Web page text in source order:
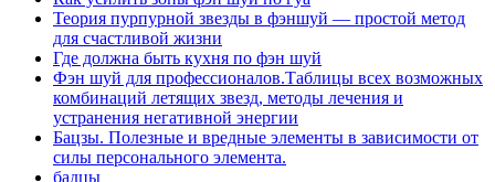
Теория пурпурной звезды в фэншуй — простой метод
для счастливой жизни
Где должна быть кухня по фэн шуй
Фэн шуй для профессионалов.Таблицы всех возможных
комбинаций летящих звезд, методы лечения и
устранения негативной энергии
Бацзы. Полезные и вредные элементы в зависимости от
силы персонального элемента.
бадцы